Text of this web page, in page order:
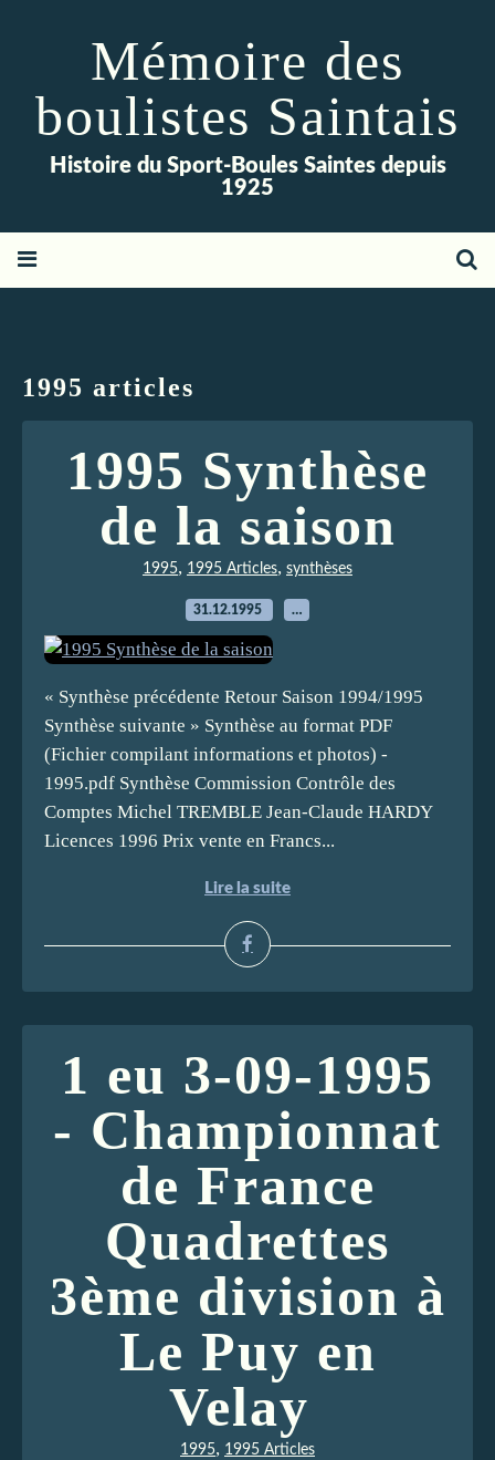
Mémoire des
boulistes Saintais
Histoire du Sport-Boules Saintes depuis
1925
1995 articles
1995 Synthèse
de la saison
1995, 1995 Articles, synthèses
31.12.1995 …
« Synthèse précédente Retour Saison 1994/1995
Synthèse suivante » Synthèse au format PDF
(Fichier compilant informations et photos) -
1995.pdf Synthèse Commission Contrôle des
Comptes Michel TREMBLE Jean-Claude HARDY
Licences 1996 Prix vente en Francs...
Lire la suite
1 eu 3-09-1995
- Championnat
de France
Quadrettes
3ème division à
Le Puy en
Velay
1995, 1995 Articles